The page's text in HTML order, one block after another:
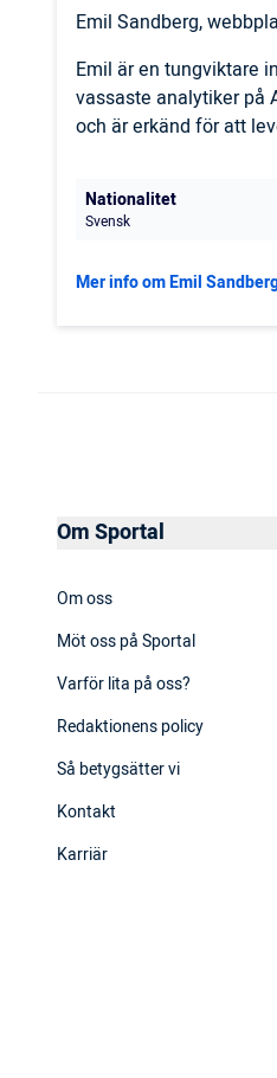
Emil Sandberg,
Emil är en tungviktare
vassaste analytiker på
och är erkänd för att
Nationalitet
Svensk
Mer info om Emil
Om Sportal
Om oss
Möt oss på Sportal
Varför lita på oss?
Redaktionens policy
Så betygsätter vi
Kontakt
Karriär